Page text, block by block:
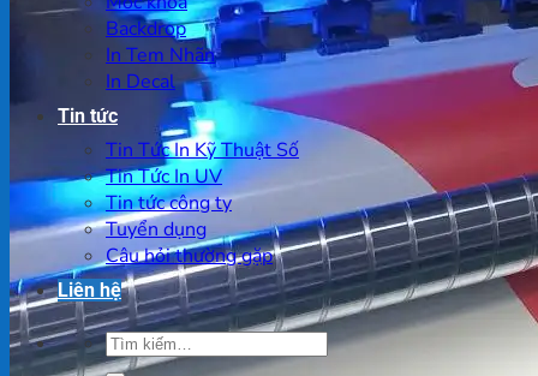
Backdrop
In Tem Nhãn
In Decal
Tin tức
Tin Tức In Kỹ Thuật Số
Tin Tức In UV
Tin tức công ty
Tuyển dụng
Câu hỏi thường gặp
Liên hệ
Tìm
kiếm: